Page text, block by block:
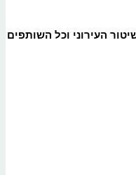
העירוני וכל השותפים